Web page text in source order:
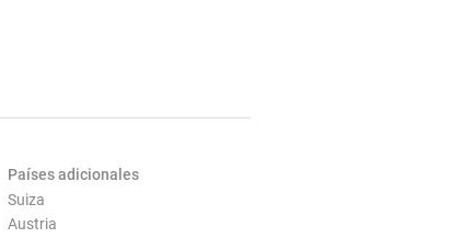
Países adicionales
Suiza
Austria